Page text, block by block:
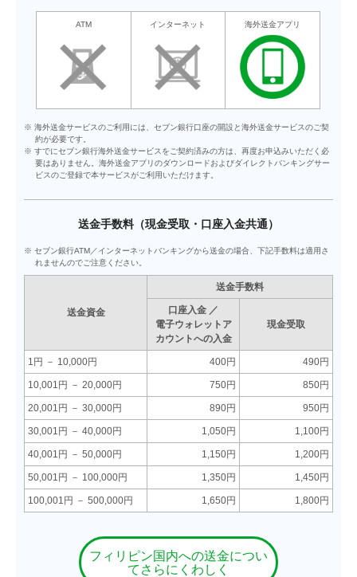
ATM インターネット 海外送金アプリ
※ 海外送金サービスのご利用には、セブン銀行口座の開設と海外送金サービスのご契
約が必要です。
※ すでにセブン銀行海外送金サービスをご契約済みの方は、再度お申込みいただく必
要はありません。海外送金アプリのダウンロードおよびダイレクトバンキングサー
ビスのご登録で本サービスがご利用いただけます。
送金手数料（現金受取・口座入金共通）
※ セブン銀行ATM／インターネットバンキングから送金の場合、下記手数料は適用さ
れませんのでご注意ください。
送金資金
送金手数料
口座入金 ／
電子ウォレットア
カウントへの入金
現金受取
1円 － 10,000円 400円 490円
10,001円 － 20,000円 750円 850円
20,001円 － 30,000円 890円 950円
30,001円 － 40,000円 1,050円 1,100円
40,001円 － 50,000円 1,150円 1,200円
50,001円 － 100,000円 1,350円 1,450円
100,001円 － 500,000円 1,650円 1,800円
フィリピン国内への送金につい
てさらにくわしく